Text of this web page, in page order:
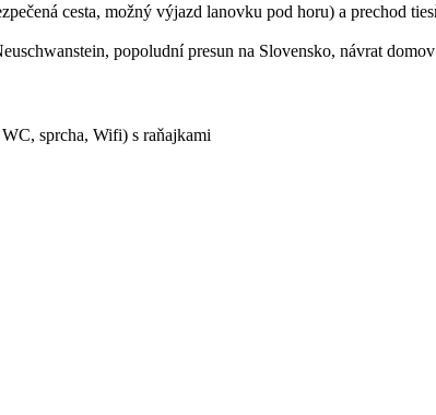
cesta, možný výjazd lanovku pod horu) a prechod
popoludní presun na Slovensko, návrat
sprcha, Wifi) s raňajkami